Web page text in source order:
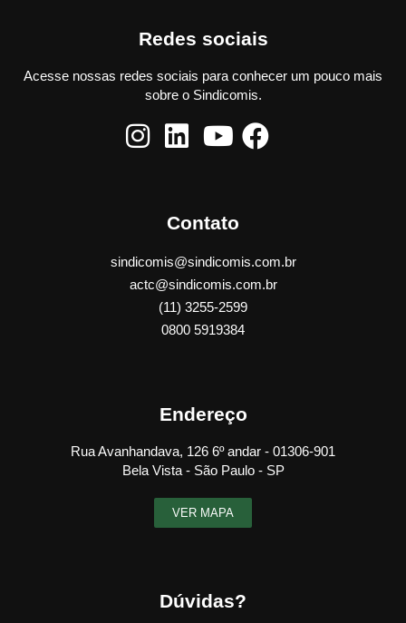
Redes sociais
Acesse nossas redes sociais para conhecer um pouco mais
sobre o Sindicomis.
Contato
sindicomis@sindicomis.com.br
actc@sindicomis.com.br
(11) 3255-2599
0800 5919384
Endereço
Rua Avanhandava, 126 6º andar - 01306-901
Bela Vista - São Paulo - SP
VER MAPA
Dúvidas?